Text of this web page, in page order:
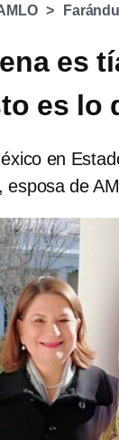
es
es lo
en
de